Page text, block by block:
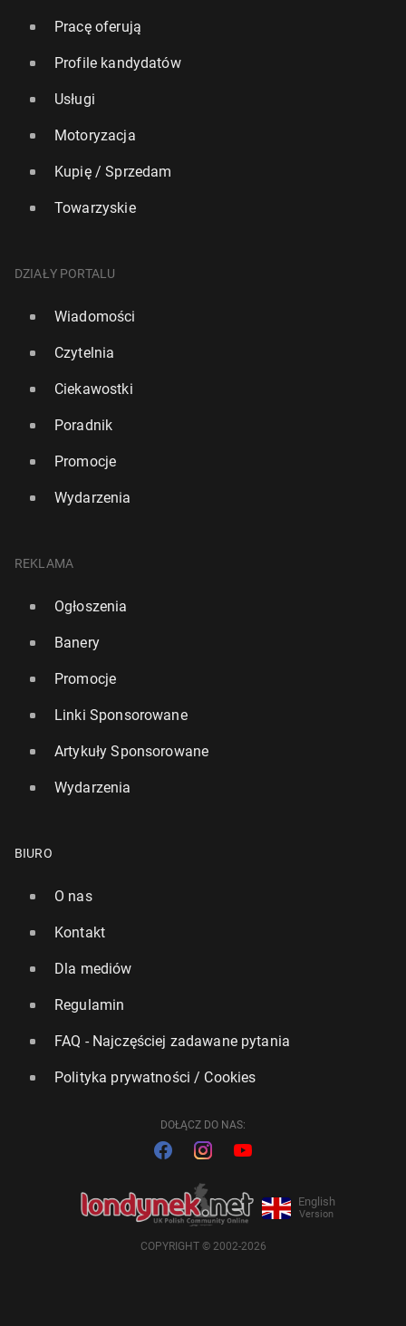
Pracę oferują
Profile kandydatów
Usługi
Motoryzacja
Kupię / Sprzedam
Towarzyskie
DZIAŁY PORTALU
Wiadomości
Czytelnia
Ciekawostki
Poradnik
Promocje
Wydarzenia
REKLAMA
Ogłoszenia
Banery
Promocje
Linki Sponsorowane
Artykuły Sponsorowane
Wydarzenia
BIURO
O nas
Kontakt
Dla mediów
Regulamin
FAQ - Najczęściej zadawane pytania
Polityka prywatności / Cookies
DOŁĄCZ DO NAS:
English
Version
COPYRIGHT © 2002-2026